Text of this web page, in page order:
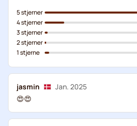
5 stjerner
4 stjerner
3 stjerner
2 stjerner
1 stjerne
jasmin
Jan. 2025
😍😍